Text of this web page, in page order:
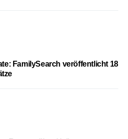
FamilySearch veröffentlicht 18